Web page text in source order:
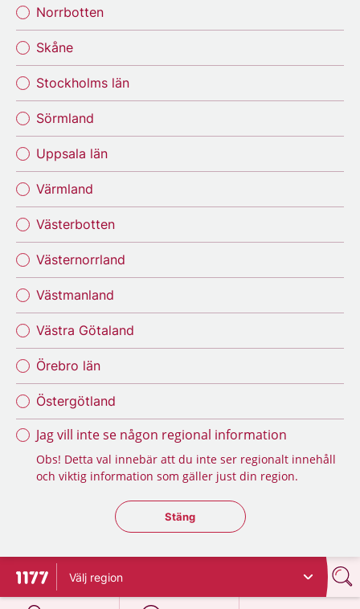
Norrbotten
Skåne
Stockholms län
Sörmland
Uppsala län
Värmland
Västerbotten
Västernorrland
Västmanland
Västra Götaland
Örebro län
Östergötland
Jag vill inte se någon regional information
Obs! Detta val innebär att du inte ser regionalt innehåll
och viktig information som gäller just din region.
Stäng regionsväljaren
Stäng
Till startsidan för 1177
Välj region
på 1177.se
på 1177.se